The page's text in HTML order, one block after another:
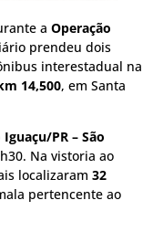
a Operação
prendeu dois
interestadual na
14,500, em Santa
Iguaçu/PR – São
Na vistoria ao
localizaram 32
pertencente ao